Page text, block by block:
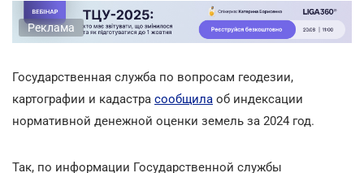
Реклама
Государственная служба по вопросам геодезии,
картографии и кадастра сообщила об индексации
нормативной денежной оценки земель за 2024 год.
Так, по информации Государственной службы